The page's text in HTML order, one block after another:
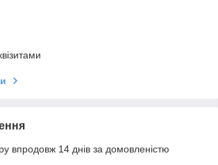
впродовж 14 днів за домовленістю